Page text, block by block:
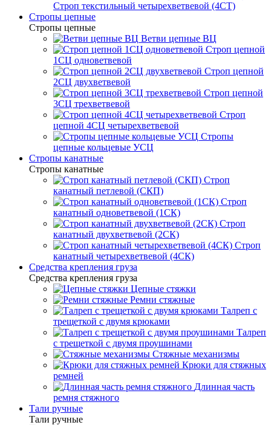
Строп текстильный четырехветвевой (4СТ)
Стропы цепные
Стропы цепные
Ветви цепные ВЦ
Строп цепной
1СЦ одноветвевой
Строп цепной
2СЦ двухветвевой
Строп цепной
3СЦ трехветвевой
Строп
цепной 4СЦ четырехветвевой
Стропы
цепные кольцевые УСЦ
Стропы канатные
Стропы канатные
Строп
канатный петлевой (СКП)
Строп
канатный одноветвевой (1СК)
Строп
канатный двухветвевой (2СК)
Строп
канатный четырехветвевой (4СК)
Средства крепления груза
Средства крепления груза
Цепные стяжки
Ремни стяжные
Талреп с
трещеткой с двумя крюками
Талреп
с трещеткой с двумя проушинами
Стяжные механизмы
Крюки для стяжных
ремней
Длинная часть
ремня стяжного
Тали ручные
Тали ручные